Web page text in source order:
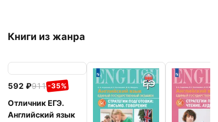
Книги из жанра
592 911 -35%
Отличник ЕГЭ.
Английский язык